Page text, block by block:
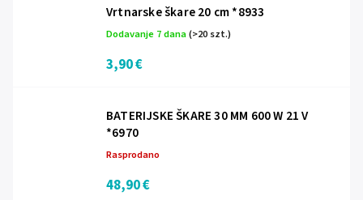
Vrtnarske škare 20 cm *8933
Dodavanje 7 dana(>20 szt.)
3,90 €
BATERIJSKE ŠKARE 30 MM 600 W 21 V
*6970
Rasprodano
48,90 €